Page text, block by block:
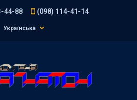
44-88 (098) 114-41-14
Українська